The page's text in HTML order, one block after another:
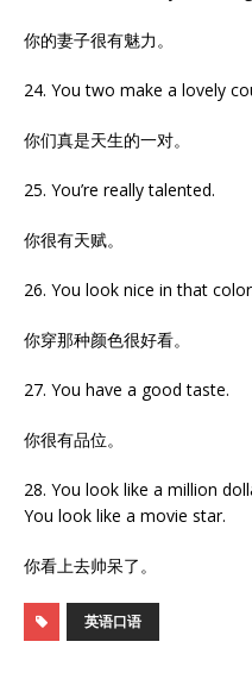
你的妻子很有魅力。
24. You two make a lovely
你们真是天生的一对。
25. You’re really talented.
你很有天赋。
26. You look nice in that
你穿那种颜色很好看。
27. You have a good taste.
你很有品位。
28. You look like a million
You look like a movie star.
你看上去帅呆了。
英语口语